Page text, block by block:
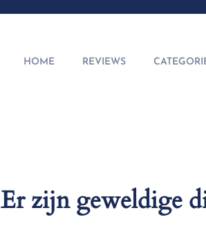
HOME REVIEWS
Er zijn geweldige